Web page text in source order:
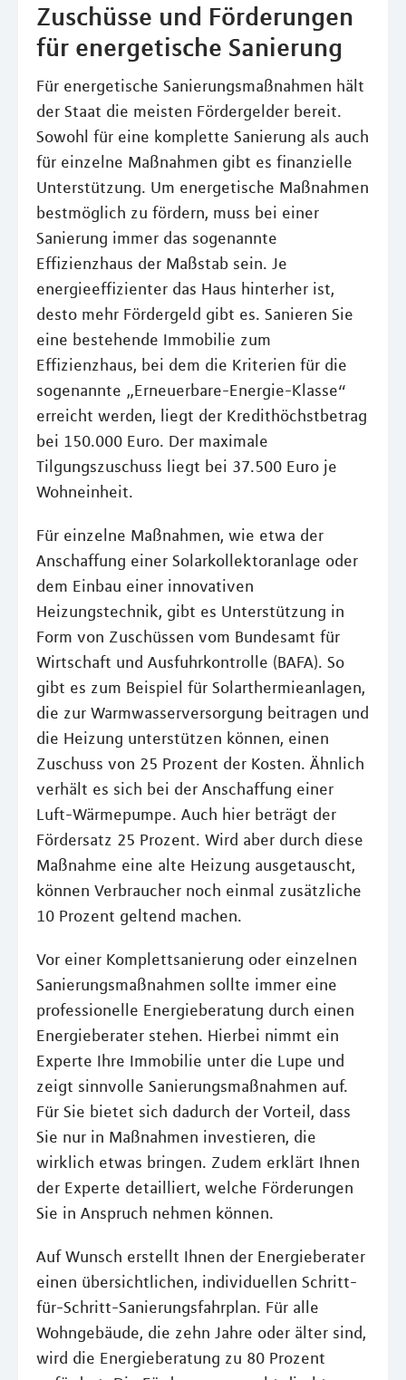
Zuschüsse und Förderungen
für energetische Sanierung
Für energetische Sanierungsmaßnahmen hält
der Staat die meisten Fördergelder bereit.
Sowohl für eine komplette Sanierung als auch
für einzelne Maßnahmen gibt es finanzielle
Unterstützung. Um energetische Maßnahmen
bestmöglich zu fördern, muss bei einer
Sanierung immer das sogenannte
Effizienzhaus der Maßstab sein. Je
energieeffizienter das Haus hinterher ist,
desto mehr Fördergeld gibt es. Sanieren Sie
eine bestehende Immobilie zum
Effizienzhaus, bei dem die Kriterien für die
sogenannte „Erneuerbare-Energie-Klasse“
erreicht werden, liegt der Kredithöchstbetrag
bei 150.000 Euro. Der maximale
Tilgungszuschuss liegt bei 37.500 Euro je
Wohneinheit.
Für einzelne Maßnahmen, wie etwa der
Anschaffung einer Solarkollektoranlage oder
dem Einbau einer innovativen
Heizungstechnik, gibt es Unterstützung in
Form von Zuschüssen vom Bundesamt für
Wirtschaft und Ausfuhrkontrolle (BAFA). So
gibt es zum Beispiel für Solarthermieanlagen,
die zur Warmwasserversorgung beitragen und
die Heizung unterstützen können, einen
Zuschuss von 25 Prozent der Kosten. Ähnlich
verhält es sich bei der Anschaffung einer
Luft-Wärmepumpe. Auch hier beträgt der
Fördersatz 25 Prozent. Wird aber durch diese
Maßnahme eine alte Heizung ausgetauscht,
können Verbraucher noch einmal zusätzliche
10 Prozent geltend machen.
Vor einer Komplettsanierung oder einzelnen
Sanierungsmaßnahmen sollte immer eine
professionelle Energieberatung durch einen
Energieberater stehen. Hierbei nimmt ein
Experte Ihre Immobilie unter die Lupe und
zeigt sinnvolle Sanierungsmaßnahmen auf.
Für Sie bietet sich dadurch der Vorteil, dass
Sie nur in Maßnahmen investieren, die
wirklich etwas bringen. Zudem erklärt Ihnen
der Experte detailliert, welche Förderungen
Sie in Anspruch nehmen können.
Auf Wunsch erstellt Ihnen der Energieberater
einen übersichtlichen, individuellen Schritt-
für-Schritt-Sanierungsfahrplan. Für alle
Wohngebäude, die zehn Jahre oder älter sind,
wird die Energieberatung zu 80 Prozent